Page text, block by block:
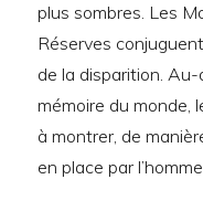
plus sombres. Les
Réserves
de la disparition.
mémoire du monde,
à montrer, de
en place par